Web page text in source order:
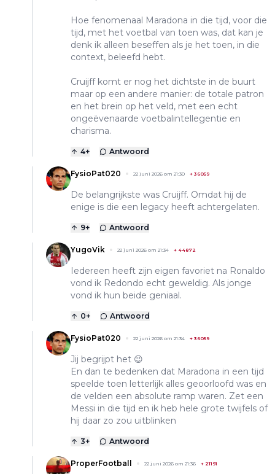
Hoe fenomenaal Maradona in die tijd, voor die
tijd, met het voetbal van toen was, dat kan je
denk ik alleen beseffen als je het toen, in die
context, beleefd hebt.
Cruijff komt er nog het dichtste in de buurt
maar op een andere manier: de totale patron
en het brein op het veld, met een echt
ongeëvenaarde voetbalintellegentie en
charisma.
4+ Antwoord
FysioPat020 22 juni 2026 om 21:30 + 36059
De belangrijkste was Cruijff. Omdat hij de
enige is die een legacy heeft achtergelaten.
9+ Antwoord
YugoVik 22 juni 2026 om 21:34 + 44872
Iedereen heeft zijn eigen favoriet na Ronaldo
vond ik Redondo echt geweldig. Als jonge
vond ik hun beide geniaal.
0+ Antwoord
FysioPat020 22 juni 2026 om 21:34 + 36059
Jij begrijpt het 😉
En dan te bedenken dat Maradona in een tijd
speelde toen letterlijk alles geoorloofd was en
de velden een absolute ramp waren. Zet een
Messi in die tijd en ik heb hele grote twijfels of
hij daar zo zou uitblinken
3+ Antwoord
ProperFootball 22 juni 2026 om 21:36 + 21191